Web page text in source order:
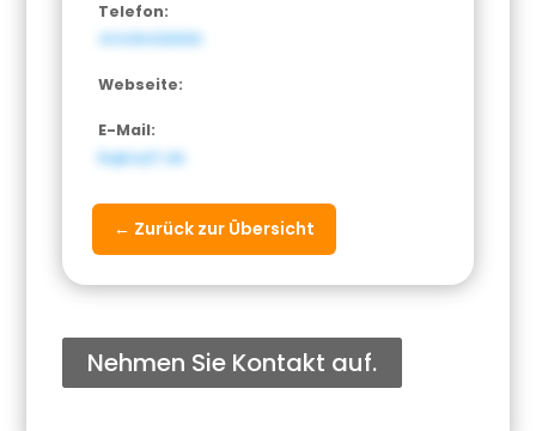
Telefon:
41448426666
Webseite:
E-Mail:
lb@sqft.de
← Zurück zur Übersicht
Nehmen Sie Kontakt auf.